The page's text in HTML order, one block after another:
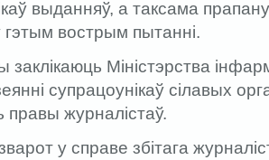
выданняў, а таксама
гэтым вострым пытанні.
заклікаюць Міністэрства
супрацоунікаў сілавых
журналістаў.
у справе збітага